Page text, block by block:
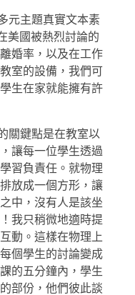
主題真實文本素
美國被熱烈討論的
婚率，以及在工作
室的設備，我們可
生在家就能擁有許
鍵點是在教室以
讓每一位學生透過
習負責任。就物理
放成一個方形，讓
中，沒有人是該坐
我只稍微地適時提
動。這樣在物理上
個學生的討論變成
的五分鐘內，學生
部份，他們彼此談